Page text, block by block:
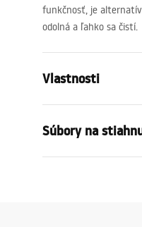
funkčnosť, je
odolná a ľahko sa čistí.
Vlastnosti
Spôsob montáže
Farba
Súbory na